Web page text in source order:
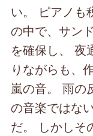
い。 ピアノも
の中で、サン
を確保し、 夜
りながらも、
嵐の音。 雨の
の音楽ではな
だ。 しかしそ